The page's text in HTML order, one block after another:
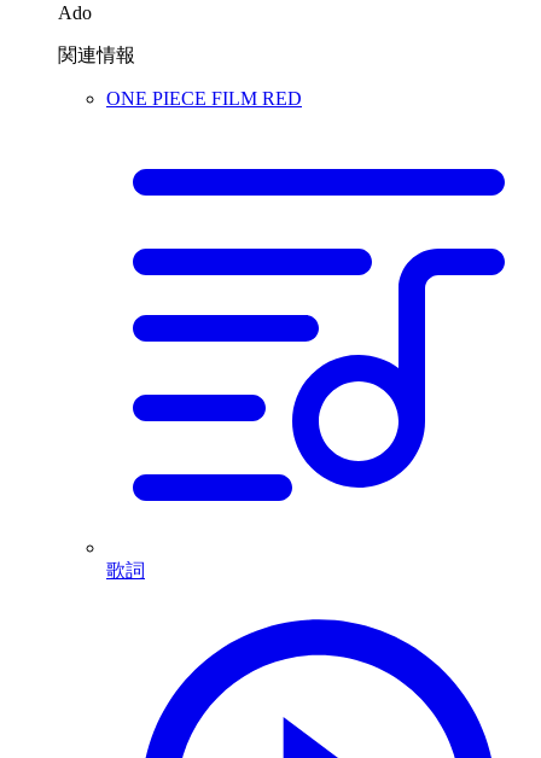
Ado
関連情報
ONE PIECE FILM RED
歌詞